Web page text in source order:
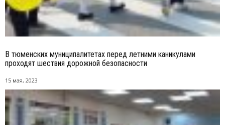
В тюменских муниципалитетах перед летними каникулами
проходят шествия дорожной безопасности
15 мая, 2023